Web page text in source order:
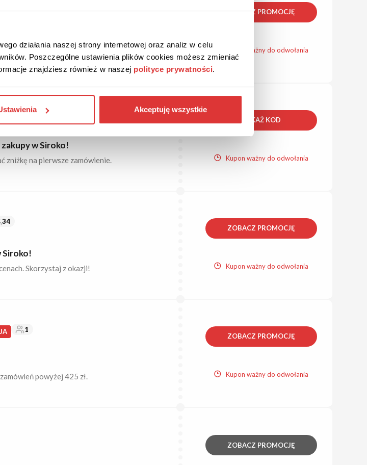
działania naszej strony internetowej oraz analiz w celu
Poszczególne ustawienia plików cookies możesz zmieniać
znajdziesz również w naszej polityce prywatności.
Akceptuję wszystkie
z atrakcyjnymi rabatami nawet
ZOBACZ PROMOCJĘ
Kupon ważny do odwołania
w Siroko!
zniżkę na pierwsze zamówienie.
POKAŻ KOD
Kupon ważny do odwołania
34
Siroko!
Skorzystaj z okazji!
ZOBACZ PROMOCJĘ
Kupon ważny do odwołania
1
powyżej 425 zł.
ZOBACZ PROMOCJĘ
Kupon ważny do odwołania
ZOBACZ PROMOCJĘ